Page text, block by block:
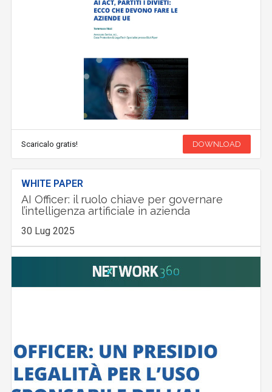
Scaricalo gratis! DOWNLOAD
WHITE PAPER
AI Officer: il ruolo chiave per governare
l’intelligenza artificiale in azienda
30 Lug 2025